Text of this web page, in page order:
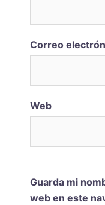
Correo
Web
Guarda mi
web en este